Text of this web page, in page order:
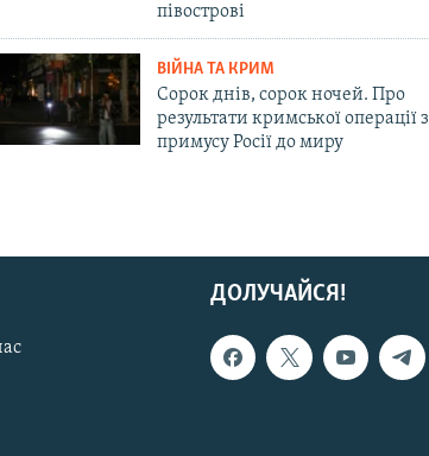
півострові
ВІЙНА ТА КРИМ
Сорок днів, сорок ночей. Про
результати кримської операції з
примусу Росії до миру
ДОЛУЧАЙСЯ!